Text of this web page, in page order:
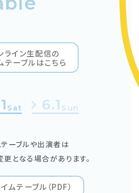
ライン生配信の
テーブルはこちら
Sat 6.1 Sun
ーブルや出演者は
となる場合があります。
ムテーブル（PDF）